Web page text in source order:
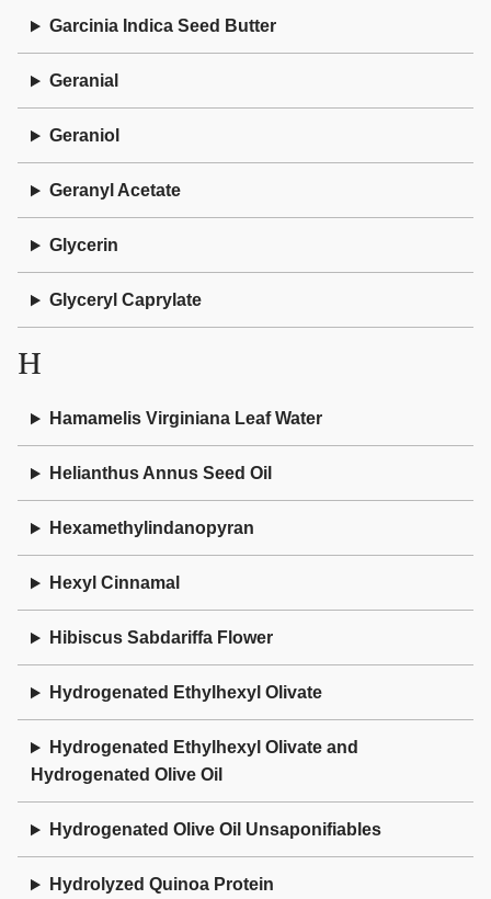
Garcinia Indica Seed Butter
Geranial
Geraniol
Geranyl Acetate
Glycerin
Glyceryl Caprylate
H
Hamamelis Virginiana Leaf Water
Helianthus Annus Seed Oil
Hexamethylindanopyran
Hexyl Cinnamal
Hibiscus Sabdariffa Flower
Hydrogenated Ethylhexyl Olivate
Hydrogenated Ethylhexyl Olivate and
Hydrogenated Olive Oil
Hydrogenated Olive Oil Unsaponifiables
Hydrolyzed Quinoa Protein